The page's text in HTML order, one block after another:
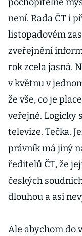
není. Rada ČT i
listopadovém
zveřejnění
rok zcela jasná.
v květnu v
že vše, co je
veřejné. Logicky
televize. Tečka.
právník má jiný
ředitelů ČT, že
českých
dlouhou a asi
Ale abychom do